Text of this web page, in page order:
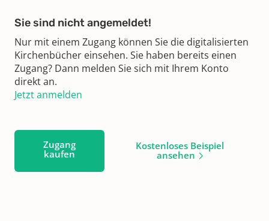
Sie sind nicht angemeldet!
Nur mit einem Zugang können Sie die digitalisierten
Kirchenbücher einsehen. Sie haben bereits einen
Zugang? Dann melden Sie sich mit Ihrem Konto
direkt an.
Jetzt anmelden
Zugang
kaufen
Kostenloses Beispiel
ansehen